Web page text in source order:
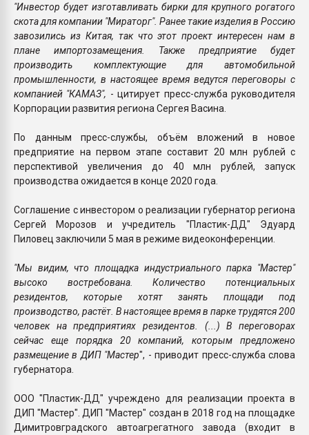
"Инвестор будет изготавливать бирки для крупного рогатого
скота для компании "Мираторг". Ранее такие изделия в Россию
завозились из Китая, так что этот проект интересен нам в
плане импортозамещения. Также предприятие будет
производить комплектующие для автомобильной
промышленности, в настоящее время ведутся переговоры с
компанией "КАМАЗ", - цитирует пресс-служба руководителя
Корпорации развития региона Сергея Васина.
По данным пресс-службы, объём вложений в новое
предприятие на первом этапе составит 20 млн рублей с
перспективой увеличения до 40 млн рублей, запуск
производства ожидается в конце 2020 года.
Соглашение с инвестором о реализации губернатор региона
Сергей Морозов и учредитель "Пластик-ДД" Эдуард
Пиловец заключили 5 мая в режиме видеоконференции.
"Мы видим, что площадка индустриального парка "Мастер"
высоко востребована. Количество потенциальных
резидентов, которые хотят занять площади под
производство, растёт. В настоящее время в парке трудятся 200
человек на предприятиях резидентов. (...) В переговорах
сейчас еще порядка 20 компаний, которым предложено
размещение в ДИП "Мастер", - приводит пресс-служба слова
губернатора.
ООО "Пластик-ДД" учреждено для реализации проекта в
ДИП "Мастер". ДИП "Мастер" создан в 2018 год на площадке
Димитровградского автоагрегатного завода (входит в